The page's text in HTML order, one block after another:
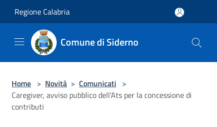
Regione Calabria
Comune di Siderno
Home > Novità > Comunicati >
Caregiver, avviso pubblico dell'Ats per la concessione di
contributi